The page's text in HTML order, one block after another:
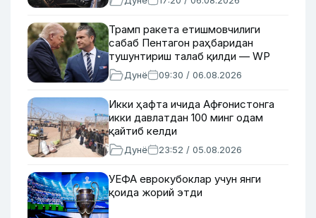
Трамп ракета етишмовчилиги
сабаб Пентагон раҳбаридан
тушунтириш талаб қилди — WP
Дунё 09:30 / 06.08.2026
Икки ҳафта ичида Афғонистонга
икки давлатдан 100 минг одам
қайтиб келди
Дунё 23:52 / 05.08.2026
УЕФА еврокубоклар учун янги
қоида жорий этди